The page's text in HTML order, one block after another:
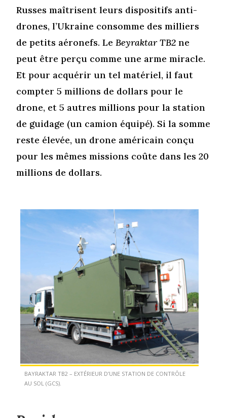
Russes maîtrisent leurs dispositifs anti-
drones, l’Ukraine consomme des milliers
de petits aéronefs. LeBeyraktar TB2 ne
peut être perçu comme une arme miracle.
Et pour acquérir un tel matériel, il faut
compter 5 millions de dollars pour le
drone, et 5 autres millions pour la station
de guidage (un camion équipé). Si la somme
reste élevée, un drone américain conçu
pour les mêmes missions coûte dans les 20
millions de dollars.
BAYRAKTAR TB2 – EXTÉRIEUR D’UNE STATION DE CONTRÔLE
AU SOL (GCS).